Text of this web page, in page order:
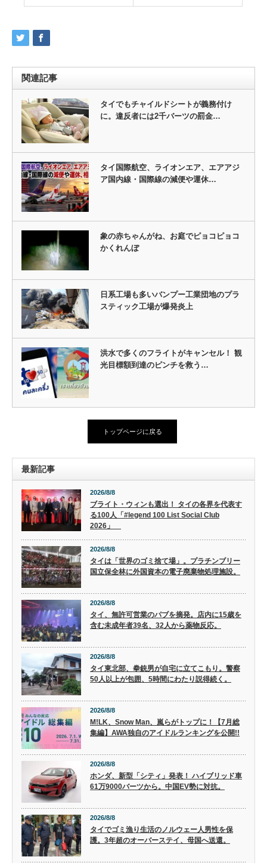
関連記事
タイでもチャイルドシートが義務付け
に。違反者には2千バーツの罰金…
タイ国際航空、ライオンエア、エアアジ
ア国内線・国際線の減便や運休…
象の赤ちゃんがね、お庭でピョコピョコ
かくれんぼ
日系工場も多いバンプー工業団地のプラ
スティック工場が爆発炎上
洪水で多くのフライトがキャンセル！ 観
光目標額到達のピンチを救う…
トップページに戻る
最新記事
2026/8/8
ブライト・ウィンも選出！ タイの各界を代表す
る100人「#legend 100 List Social Club
2026」
2026/8/8
タイは「世界のゴミ捨て場」。プラチンブリー
国立保全林に外国資本の電子廃棄物処理施設。
2026/8/8
タイ、無許可営業のパブを摘発。店内に15歳を
含む未成年者39名、32人から薬物反応。
2026/8/8
タイ東北部、拳銃男が自宅に立てこもり。警察
50人以上が包囲、5時間にわたり説得続く。
2026/8/8
M!LK、Snow Man、嵐らがトップに！【7月総
集編】AWA独自のアイドルランキングを公開!!
2026/8/8
ホンダ、新型「シティ」発表！ ハイブリッド車
61万9000バーツから。中国EV勢に対抗。
2026/8/8
タイでゴミ漁り生活のノルウェー人男性を保
護。3年超のオーバーステイ、母国へ送還。